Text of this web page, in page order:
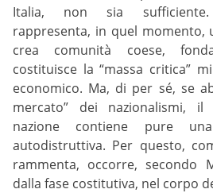
Italia, non sia
rappresenta, in quel momento,
crea comunità coese,
costituisce la “massa critica”
economico. Ma, di per sé, se
mercato” dei nazionalismi,
nazione contiene pure
autodistruttiva. Per questo,
rammenta, occorre, secondo
dalla fase costitutiva, nel corpo